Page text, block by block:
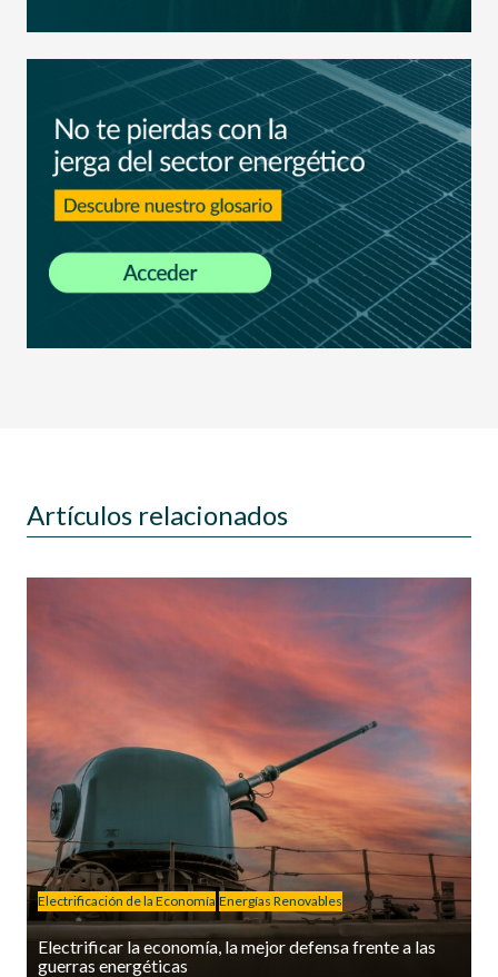
Artículos relacionados
Electrificación de la Economía Energías Renovables
Electrificar la economía, la mejor defensa frente a las
guerras energéticas